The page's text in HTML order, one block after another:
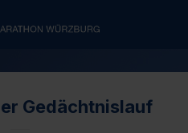
Gedächtnislauf